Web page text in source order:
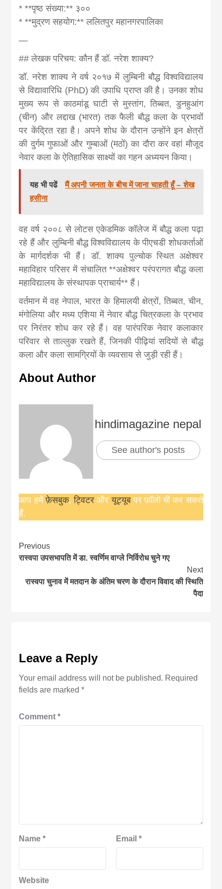
* **पृष्ठ संख्या:** ३००
* **मुद्रण सहयोग:** ललितपुर महानगरपालिका
—
## लेखक परिचय: कौन हैं डॉ. नरेश शाक्य?
डॉ. नरेश शाक्य ने वर्ष २०१७ में लुम्बिनी बौद्ध विश्वविद्यालय
से विद्यावारिधि (PhD) की उपाधि प्राप्त की है। उनका शोध
मुख्य रूप से काठमांडू घाटी से मुस्तांग, तिब्बत, डुनहुआंग
(चीन) और लद्दाख (भारत) तक फैली बौद्ध कला के प्रभावों
पर केंद्रित रहा है। अपने शोध के दौरान उन्होंने इन क्षेत्रों
की दुर्गम गुफाओं और गुम्बाओं (मठों) का दौरा कर वहां मौजूद
नेवार कला के ऐतिहासिक साक्ष्यों का गहन अध्ययन किया।
यह भी पढें
मैं अपनी जनता के बीच में जाना चाहती हूँ – शेख
हसीना
वह वर्ष २००८ से लोटस एकेडमिक कॉलेज में बौद्ध कला पढ़ा
रहे हैं और लुम्बिनी बौद्ध विश्वविद्यालय के पीएचडी शोधकर्ताओं
के मार्गदर्शक भी हैं। डॉ. शाक्य पुल्चोक स्थित अक्षेश्वर
महाविहार परिसर में संचालित **अक्षेश्वर परंपरागत बौद्ध कला
महाविद्यालय के संस्थापक प्राचार्य** हैं।
वर्तमान में वह नेपाल, भारत के हिमालयी क्षेत्रों, तिब्बत, चीन,
मंगोलिया और मध्य एशिया में नेवार बौद्ध चित्रकला के प्रभाव
पर निरंतर शोध कर रहे हैं। वह पारंपरिक नेवार कलाकार
परिवार से ताल्लुक रखते हैं, जिनकी पीढ़ियां सदियों से बौद्ध
कला और कला सामग्रियों के व्यवसाय से जुड़ी रही हैं।
About Author
hindimagazine nepal
See author's posts
आप हमेंफ़ेसबुक,ट्विटरऔरयूट्यूबपर फ़ॉलो भी कर सकते
हैं.
Continue
Reading
Previous
रास्वपा उपसभापति में डा. स्वर्णिम वाग्ले निर्विरोध चुने गए
Next
रास्वपा चुनाव में मतदान के अंतिम चरण के दौरान विवाद की स्थिति
पैदा
Leave a Reply
Your email address will not be published. Required
fields are marked*
Comment*
Name* Email *
Website